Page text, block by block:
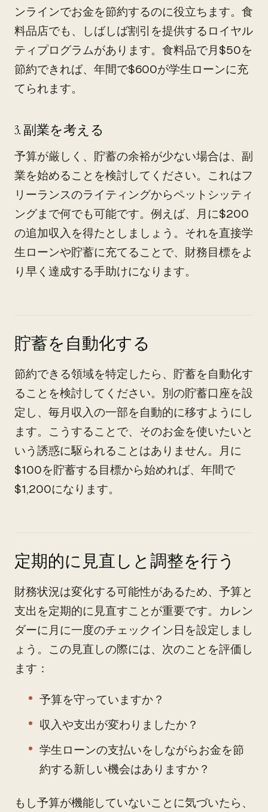
ンラインでお金を節約するのに役立ちます。食
料品店でも、しばしば割引を提供するロイヤル
ティプログラムがあります。食料品で月$50を
節約できれば、年間で$600が学生ローンに充
てられます。
3. 副業を考える
予算が厳しく、貯蓄の余裕が少ない場合は、副
業を始めることを検討してください。これはフ
リーランスのライティングからペットシッティ
ングまで何でも可能です。例えば、月に$200
の追加収入を得たとしましょう。それを直接学
生ローンや貯蓄に充てることで、財務目標をよ
り早く達成する手助けになります。
貯蓄を自動化する
節約できる領域を特定したら、貯蓄を自動化す
ることを検討してください。別の貯蓄口座を設
定し、毎月収入の一部を自動的に移すようにし
ます。こうすることで、そのお金を使いたいと
いう誘惑に駆られることはありません。月に
$100を貯蓄する目標から始めれば、年間で
$1,200になります。
定期的に見直しと調整を行う
財務状況は変化する可能性があるため、予算と
支出を定期的に見直すことが重要です。カレン
ダーに月に一度のチェックイン日を設定しまし
ょう。この見直しの際には、次のことを評価し
ます：
予算を守っていますか？
収入や支出が変わりましたか？
学生ローンの支払いをしながらお金を節
約する新しい機会はありますか？
もし予算が機能していないことに気づいたら、